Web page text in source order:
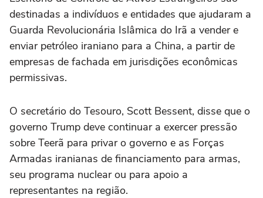
destinadas a indivíduos e entidades que ajudaram a
Guarda Revolucionária Islâmica ‌do Irã a vender e
enviar petróleo iraniano para a China, a ⁠partir de
empresas de fachada em jurisdições econômicas
permissivas.
O secretário do Tesouro, Scott Bessent, disse que o
governo Trump deve continuar a exercer pressão
sobre Teerã para privar o governo e as Forças
Armadas iranianas de financiamento para armas,
seu programa nuclear ou para apoio a
representantes na região.